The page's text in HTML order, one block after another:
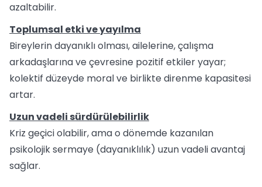
azaltabilir.
Toplumsal etki ve yayılma
Bireylerin dayanıklı olması, ailelerine, çalışma
arkadaşlarına ve çevresine pozitif etkiler yayar;
kolektif düzeyde moral ve birlikte direnme kapasitesi
artar.
Uzun vadeli sürdürülebilirlik
Kriz geçici olabilir, ama o dönemde kazanılan
psikolojik sermaye (dayanıklılık) uzun vadeli avantaj
sağlar.